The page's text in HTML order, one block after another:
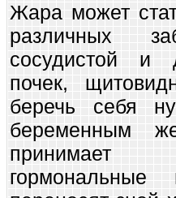
Жара может
различных
сосудистой и
почек,
беречь себя
беременным
принимает